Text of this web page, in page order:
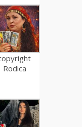
Rodica